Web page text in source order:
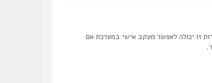
זו יכולה לאפשר מעקב אישי במערכת אם